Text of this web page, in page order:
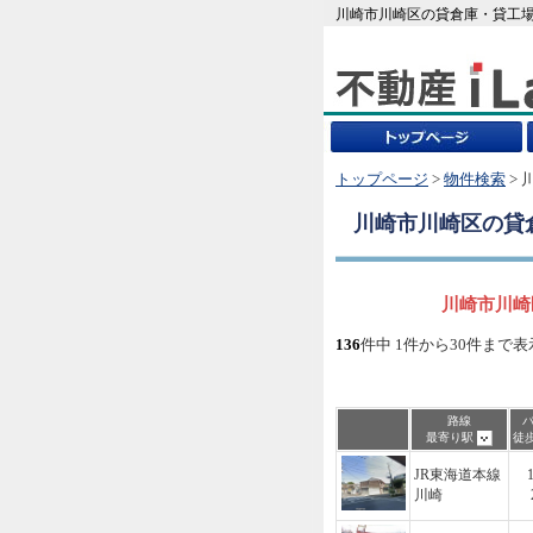
川崎市川崎区の貸倉庫・貸工
トップページ > 物件検索 >
川崎市川崎区の貸
川崎市川
136件中 1件から30件まで表
路線
最寄り駅
徒
JR東海道本線
川崎